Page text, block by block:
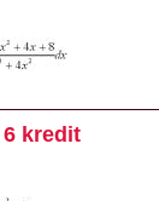
6 kredit